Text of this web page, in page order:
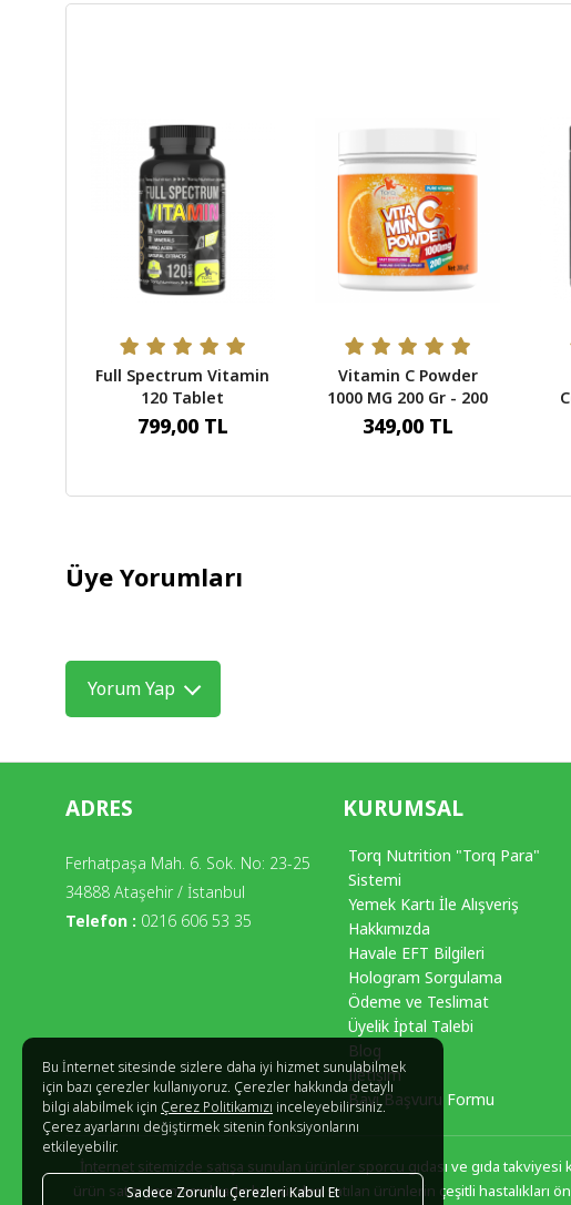
Bu İnternet sitesinde sizlere daha iyi hizmet sunulabilmek
için bazı çerezler kullanıyoruz. Çerezler hakkında detaylı
bilgi alabilmek için Çerez Politikamızı inceleyebilirsiniz.
Çerez ayarlarını değiştirmek sitenin fonksiyonlarını
etkileyebilir.
Sadece Zorunlu Çerezleri Kabul Et
Full Spectrum Vitamin
120 Tablet
799,00 TL
Vitamin C Powder
1000 MG 200 Gr - 200
Servis
349,00 TL
Üye Yorumları
Yorum Yap
ADRES
Ferhatpaşa Mah. 6. Sok. No: 23-25
34888 Ataşehir / İstanbul
Telefon : 0216 606 53 35
KURUMSAL
Torq Nutrition "Torq Para"
Sistemi
Yemek Kartı İle Alışveriş
Hakkımızda
Havale EFT Bilgileri
Hologram Sorgulama
Ödeme ve Teslimat
Üyelik İptal Talebi
Blog
İletişim
Bayi Başvuru Formu
İnternet sitemizde satışa sunulan ürünler sporcu gıdası ve gıda
ürün satışı yapmamaktadır, bu yüzden satılan ürünlerin çeşitli